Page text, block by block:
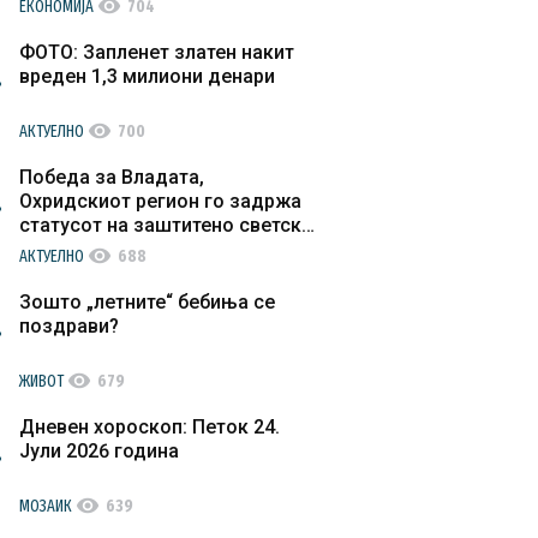
ЕКОНОМИЈА visibility 704
ФОТО: Запленет златен накит
вреден 1,3 милиони денари
АКТУЕЛНО visibility 700
Победа за Владата,
Охридскиот регион го задржа
статусот на заштитено светско
културно наследство
АКТУЕЛНО visibility 688
Зошто „летните“ бебиња се
поздрави?
ЖИВОТvisibility 679
Дневен хороскоп: Петок 24.
Јули 2026 година
МОЗАИК visibility 639